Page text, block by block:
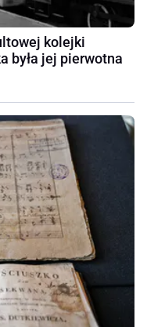
kolejki
była jej pierwotna